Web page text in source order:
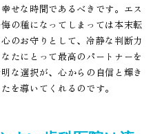
せな時間であるべきです。エス
の種になってしまっては本末転
のお守りとして、冷静な判断力
たにとって最高のパートナーを
な選択が、心からの自信と輝き
を導いてくれるのです。